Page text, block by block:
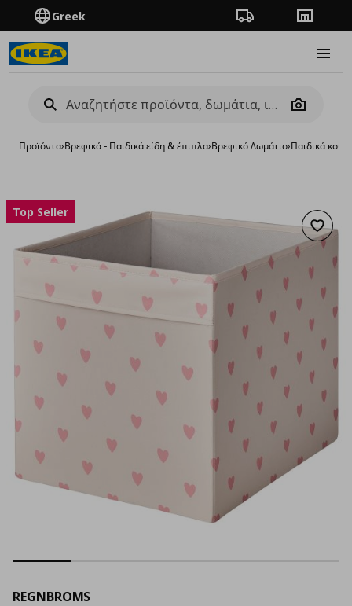
Greek Πορεία παραγγελίας
Camera
Προϊόντα›Βρεφικά - Παιδικά είδη & έπιπλα›Βρεφικό Δωμάτιο›Παιδικά
Top Seller
REGNBROMS